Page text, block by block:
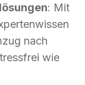
: Mit
nach
wie